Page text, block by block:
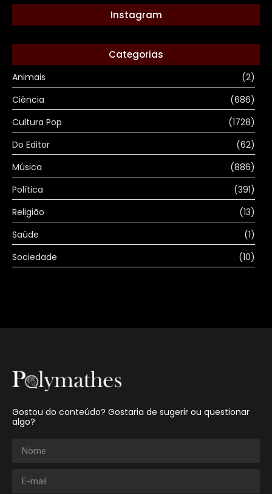
Instagram
Categorias
Animais
(2)
Ciência
(686)
Cultura Pop
(1728)
Do Editor
(62)
Música
(886)
Política
(391)
Religião
(13)
Saúde
(1)
Sociedade
(10)
Gostou do conteúdo? Gostaria de sugerir ou questionar
algo?